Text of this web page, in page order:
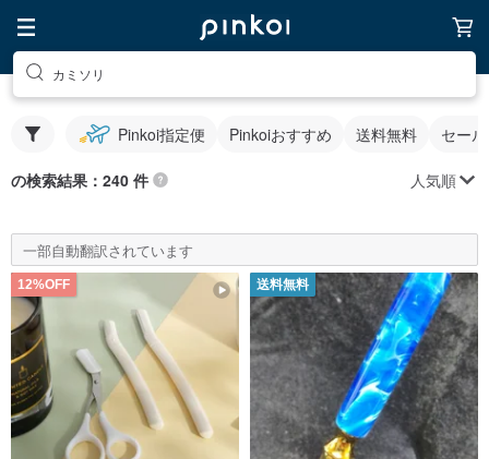
カミソリ
Pinkoi指定便 Pinkoiおすすめ 送料無料 セー
の検索結果：240 件 人気順
一部自動翻訳されています
12%OFF 送料無料